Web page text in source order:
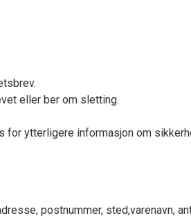
eller ber om sletting.
for ytterligere informasjon om
postnummer, sted,varenavn,